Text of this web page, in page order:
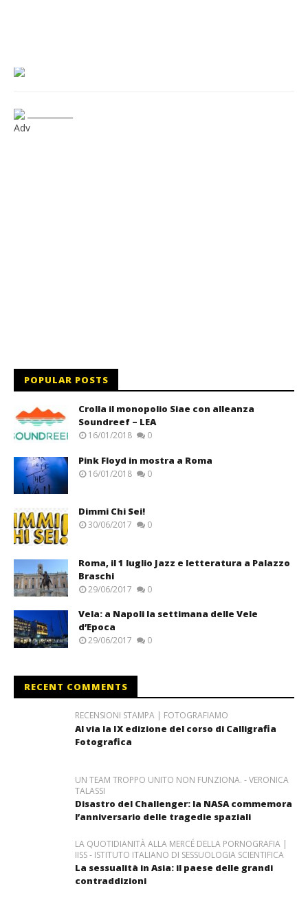
Adv
POPULAR POSTS
Crolla il monopolio Siae con alleanza
Soundreef – LEA
16/01/2018 0
Pink Floyd in mostra a Roma
16/01/2018 0
Dimmi Chi Sei!
30/06/2017 0
Roma, il 1 luglio Jazz e letteratura a Palazzo
Braschi
29/06/2017 0
Vela: a Napoli la settimana delle Vele
d’Epoca
29/06/2017 0
RECENT COMMENTS
RECENSIONI STAMPA | FOTOGRAFIAMO
Al via la IX edizione del corso di Calligrafia
Fotografica
UN TEAM TROPPO UNITO NON FUNZIONA. - VERONICA
TALASSI
Disastro del Challenger: la NASA commemora
l’anniversario delle tragedie spaziali
LA QUOTIDIANITÀ ALLA MERCÉ DELLA PORNOGRAFIA |
IISS - ISTITUTO ITALIANO DI SESSUOLOGIA SCIENTIFICA
La sessualità in Asia: il paese delle grandi
contraddizioni